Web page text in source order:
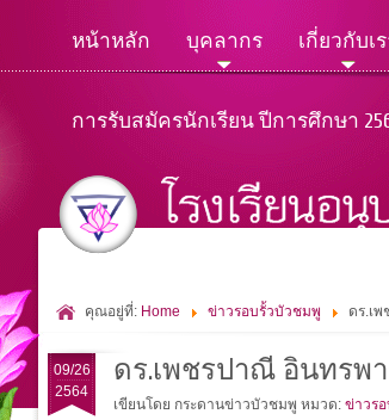
หน้าหลัก บุคลากร เกี่ยวกับเ
การรับสมัครนักเรียน ปีการศึกษา
คุณอยู่ที่: Home ข่าวรอบรั้วบัวชมพู ดร.เ
09/26
2564
ดร.เพชรปาณี อินทรพ
เขียนโดย กระดานข่าวบัวชมพู หมวด: ข่าวร